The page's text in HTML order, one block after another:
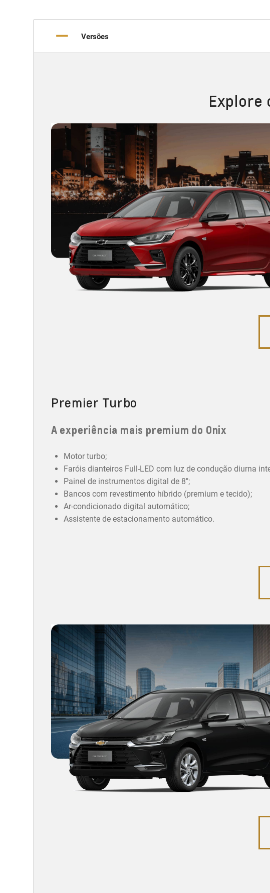
Versões
Explore
Premier Turbo
A experiência mais premium do Onix
Motor turbo;
Faróis dianteiros Full-LED com luz de condução diurna
Painel de instrumentos digital de 8";
Bancos com revestimento híbrido (premium e tecido);
Ar-condicionado digital automático;
Assistente de estacionamento automático.